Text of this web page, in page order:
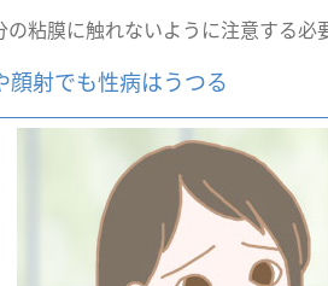
粘膜に触れないように注意する必
顔射でも性病はうつる